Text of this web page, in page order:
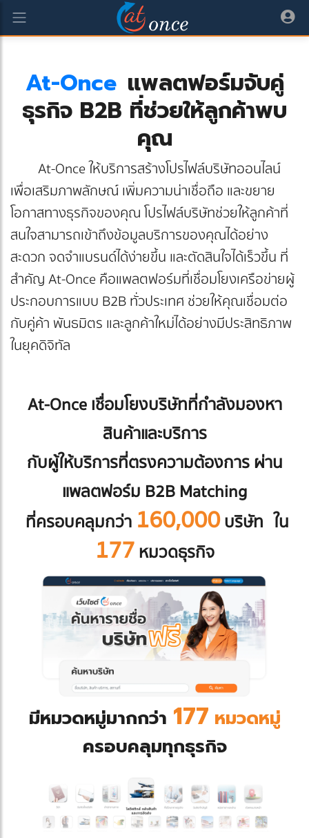
At-Once แพลตฟอร์มจับคู่
ธุรกิจ B2B ที่ช่วยให้ลูกค้าพบ
คุณ
At-Once ให้บริการสร้างโปรไฟล์บริษัทออนไลน์
เพื่อเสริมภาพลักษณ์ เพิ่มความน่าเชื่อถือ และขยาย
โอกาสทางธุรกิจของคุณ โปรไฟล์บริษัทช่วยให้ลูกค้าที่
สนใจสามารถเข้าถึงข้อมูลบริการของคุณได้อย่าง
สะดวก จดจำแบรนด์ได้ง่ายขึ้น และตัดสินใจได้เร็วขึ้น ที่
สำคัญ At-Once คือแพลตฟอร์มที่เชื่อมโยงเครือข่ายผู้
ประกอบการแบบ B2B ทั่วประเทศ ช่วยให้คุณเชื่อมต่อ
กับคู่ค้า พันธมิตร และลูกค้าใหม่ได้อย่างมีประสิทธิภาพ
ในยุคดิจิทัล
At-Once เชื่อมโยงบริษัทที่กำลังมองหา
สินค้าและบริการ
กับผู้ให้บริการที่ตรงความต้องการ ผ่าน
แพลตฟอร์ม B2B Matching
ที่ครอบคลุมกว่า 160,000บริษัท ใน
177หมวดธุรกิจ
มีหมวดหมู่มากกว่า 177 หมวดหมู่
ครอบคลุมทุกธุรกิจ